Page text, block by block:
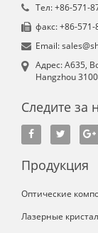
Tел: +86-571-
факс: +86-
Email:
Aдрес: A635,
Hangzhou
Следите за
Продукция
Оптические
Лазерные